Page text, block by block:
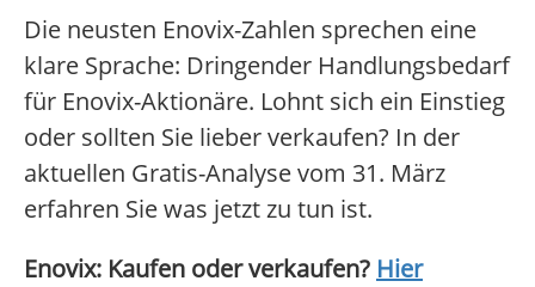
Die neusten Enovix-Zahlen sprechen eine
klare Sprache: Dringender Handlungsbedarf
für Enovix-Aktionäre. Lohnt sich ein Einstieg
oder sollten Sie lieber verkaufen? In der
aktuellen Gratis-Analyse vom 31. März
erfahren Sie was jetzt zu tun ist.
Enovix: Kaufen oder verkaufen? Hier